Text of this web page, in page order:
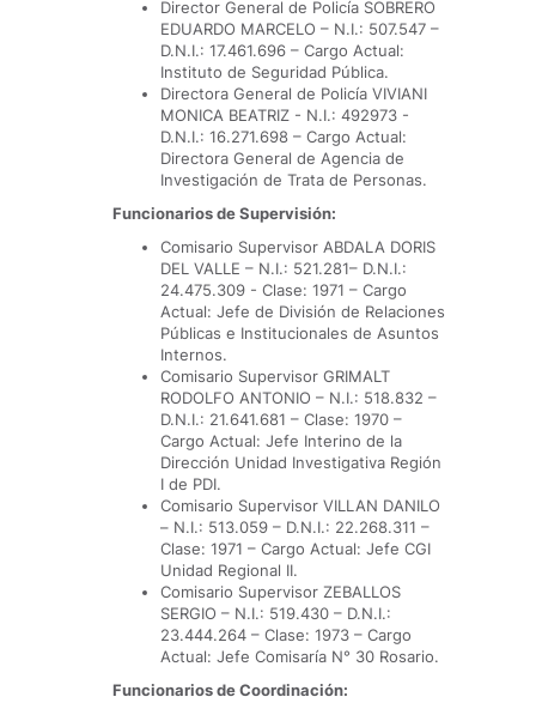
Director General de Policía SOBRERO
EDUARDO MARCELO – N.I.: 507.547 –
D.N.I.: 17.461.696 – Cargo Actual:
Instituto de Seguridad Pública.
Directora General de Policía VIVIANI
MONICA BEATRIZ - N.I.: 492973 -
D.N.I.: 16.271.698 – Cargo Actual:
Directora General de Agencia de
Investigación de Trata de Personas.
Funcionarios de Supervisión:
Comisario Supervisor ABDALA DORIS
DEL VALLE – N.I.: 521.281– D.N.I.:
24.475.309 - Clase: 1971 – Cargo
Actual: Jefe de División de Relaciones
Públicas e Institucionales de Asuntos
Internos.
Comisario Supervisor GRIMALT
RODOLFO ANTONIO – N.I.: 518.832 –
D.N.I.: 21.641.681 – Clase: 1970 –
Cargo Actual: Jefe Interino de la
Dirección Unidad Investigativa Región
I de PDI.
Comisario Supervisor VILLAN DANILO
– N.I.: 513.059 – D.N.I.: 22.268.311 –
Clase: 1971 – Cargo Actual: Jefe CGI
Unidad Regional II.
Comisario Supervisor ZEBALLOS
SERGIO – N.I.: 519.430 – D.N.I.:
23.444.264 – Clase: 1973 – Cargo
Actual: Jefe Comisaría N° 30 Rosario.
Funcionarios de Coordinación: